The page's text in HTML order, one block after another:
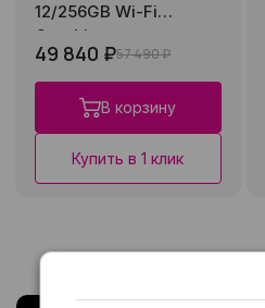
12/256GB Wi-Fi
Graphite
49 840 ₽57 490 ₽
В корзину
Купить в 1 клик